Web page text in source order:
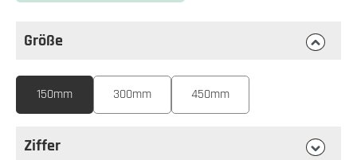
Größe
Größeauswählen
150mm 300mm 450mm
Ziffer